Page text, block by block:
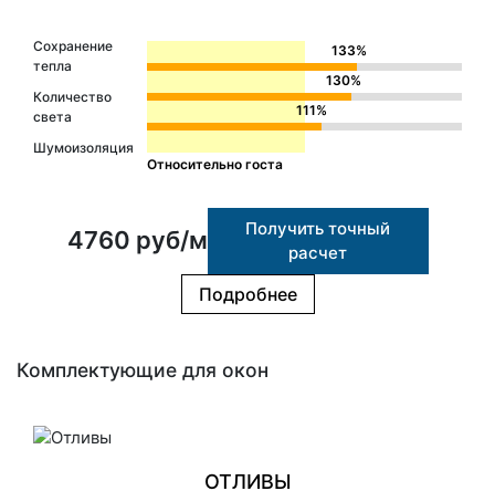
Сохранение
тепла
Количество
света
Шумоизоляция
133%
130%
111%
Относительно госта
4760 руб/м
Получить точный
расчет
Подробнее
Комплектующие для окон
ОТЛИВЫ